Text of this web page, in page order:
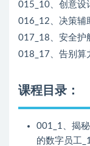
015_10、创意设
016_12、决策辅
017_18、安全护
018_17、告别算
课程目录：
001_1、揭
的数字员工